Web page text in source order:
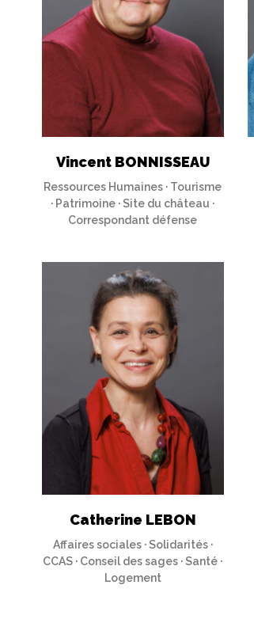
Vincent BONNISSEAU
Ressources Humaines · Tourisme
· Patrimoine · Site du château ·
Correspondant défense
Catherine LEBON
Affaires sociales · Solidarités ·
CCAS · Conseil des sages · Santé ·
Logement